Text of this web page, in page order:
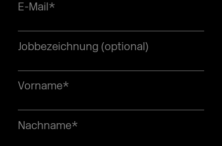
E-Mail*
Jobbezeichnung (optional)
Vorname*
Nachname*